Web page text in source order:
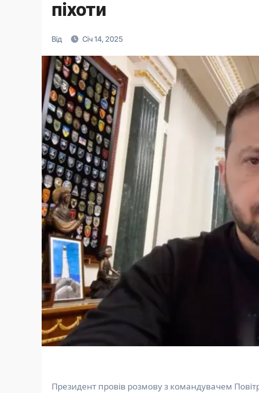
піхоти
Від Січ 14, 2025
Президент провів розмову з командувачем